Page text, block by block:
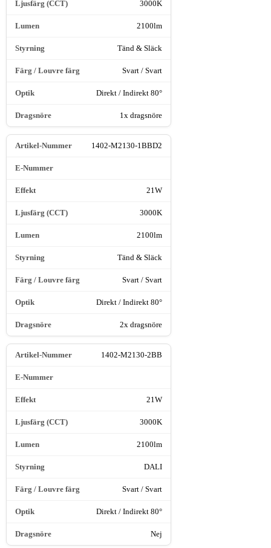
3000K
2100lm
Tänd & Släck
Svart / Svart
Direkt / Indirekt 80°
1x dragsnöre
1402-M2130-1BBD2
21W
3000K
2100lm
Tänd & Släck
Svart / Svart
Direkt / Indirekt 80°
2x dragsnöre
1402-M2130-2BB
21W
3000K
2100lm
DALI
Svart / Svart
Direkt / Indirekt 80°
Nej